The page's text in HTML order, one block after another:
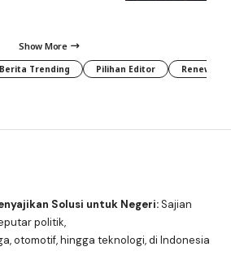
Show More
Berita Trending Pilihan Editor
Solusi untuk Negeri:Sajian
politik,
otomotif, hingga teknologi, di Indonesia